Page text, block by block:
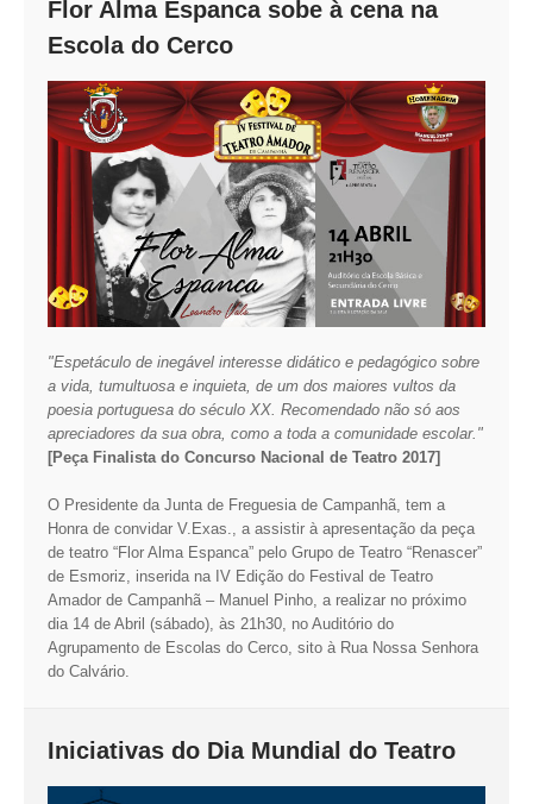
Flor Alma Espanca sobe à cena na
Escola do Cerco
"Espetáculo de inegável interesse didático e pedagógico sobre
a vida, tumultuosa e inquieta, de um dos maiores vultos da
poesia portuguesa do século XX. Recomendado não só aos
apreciadores da sua obra, como a toda a comunidade escolar."
[Peça Finalista do Concurso Nacional de Teatro 2017]
O Presidente da Junta de Freguesia de Campanhã, tem a
Honra de convidar V.Exas., a assistir à apresentação da peça
de teatro “Flor Alma Espanca” pelo Grupo de Teatro “Renascer”
de Esmoriz, inserida na IV Edição do Festival de Teatro
Amador de Campanhã – Manuel Pinho, a realizar no próximo
dia 14 de Abril (sábado), às 21h30, no Auditório do
Agrupamento de Escolas do Cerco, sito à Rua Nossa Senhora
do Calvário.
Iniciativas do Dia Mundial do Teatro